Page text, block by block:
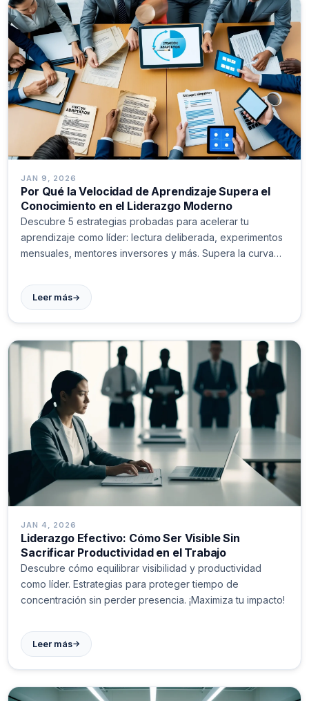
JAN 9, 2026
Por Qué la Velocidad de Aprendizaje Supera el
Conocimiento en el Liderazgo Moderno
Descubre 5 estrategias probadas para acelerar tu
aprendizaje como líder: lectura deliberada, experimentos
mensuales, mentores inversores y más. Supera la curva
Leer más→
JAN 4, 2026
Liderazgo Efectivo: Cómo Ser Visible Sin
Sacrificar Productividad en el Trabajo
Descubre cómo equilibrar visibilidad y productividad
como líder. Estrategias para proteger tiempo de
concentración sin perder presencia. ¡Maximiza tu impacto!
Leer más→